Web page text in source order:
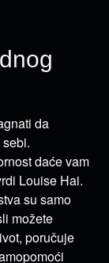
da
daće vam
Louise Hai.
su samo
možete
poručuje